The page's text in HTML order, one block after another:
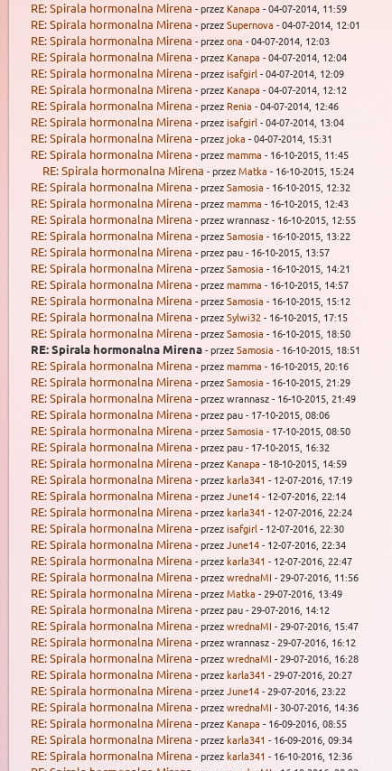
RE: Spirala hormonalna Mirena - przez Kanapa - 04-07-2014, 11:59
RE: Spirala hormonalna Mirena - przezSupernova - 04-07-2014, 12:01
RE: Spirala hormonalna Mirena - przezona - 04-07-2014, 12:03
RE: Spirala hormonalna Mirena - przez Kanapa - 04-07-2014, 12:04
RE: Spirala hormonalna Mirena - przezisafgirl - 04-07-2014, 12:09
RE: Spirala hormonalna Mirena - przez Kanapa - 04-07-2014, 12:12
RE: Spirala hormonalna Mirena - przez Renia - 04-07-2014, 12:46
RE: Spirala hormonalna Mirena - przezisafgirl - 04-07-2014, 13:04
RE: Spirala hormonalna Mirena - przezjoka - 04-07-2014, 15:31
RE: Spirala hormonalna Mirena - przezmamma - 16-10-2015, 11:45
RE: Spirala hormonalna Mirena - przezMatka - 16-10-2015, 15:24
RE: Spirala hormonalna Mirena - przezSamosia - 16-10-2015, 12:32
RE: Spirala hormonalna Mirena - przezmamma - 16-10-2015, 12:43
RE: Spirala hormonalna Mirena - przez wrannasz - 16-10-2015, 12:55
RE: Spirala hormonalna Mirena - przezSamosia - 16-10-2015, 13:22
RE: Spirala hormonalna Mirena - przez pau - 16-10-2015, 13:57
RE: Spirala hormonalna Mirena - przezSamosia - 16-10-2015, 14:21
RE: Spirala hormonalna Mirena - przezmamma - 16-10-2015, 14:57
RE: Spirala hormonalna Mirena - przezSamosia - 16-10-2015, 15:12
RE: Spirala hormonalna Mirena - przezSylwi32 - 16-10-2015, 17:15
RE: Spirala hormonalna Mirena - przezSamosia - 16-10-2015, 18:50
RE: Spirala hormonalna Mirena- przezSamosia - 16-10-2015, 18:51
RE: Spirala hormonalna Mirena - przezmamma - 16-10-2015, 20:16
RE: Spirala hormonalna Mirena - przezSamosia - 16-10-2015, 21:29
RE: Spirala hormonalna Mirena - przez wrannasz - 16-10-2015, 21:49
RE: Spirala hormonalna Mirena - przez pau - 17-10-2015, 08:06
RE: Spirala hormonalna Mirena - przezSamosia - 17-10-2015, 08:50
RE: Spirala hormonalna Mirena - przez pau - 17-10-2015, 16:32
RE: Spirala hormonalna Mirena - przez Kanapa - 18-10-2015, 14:59
RE: Spirala hormonalna Mirena - przezkarla341 - 12-07-2016, 17:19
RE: Spirala hormonalna Mirena - przezJune14- 12-07-2016, 22:14
RE: Spirala hormonalna Mirena - przezkarla341 - 12-07-2016, 22:24
RE: Spirala hormonalna Mirena - przezisafgirl - 12-07-2016, 22:30
RE: Spirala hormonalna Mirena - przezJune14- 12-07-2016, 22:34
RE: Spirala hormonalna Mirena - przezkarla341 - 12-07-2016, 22:47
RE: Spirala hormonalna Mirena - przezwrednaMI - 29-07-2016, 11:56
RE: Spirala hormonalna Mirena - przezMatka - 29-07-2016, 13:49
RE: Spirala hormonalna Mirena - przez pau - 29-07-2016, 14:12
RE: Spirala hormonalna Mirena - przezwrednaMI - 29-07-2016, 15:47
RE: Spirala hormonalna Mirena - przez wrannasz - 29-07-2016, 16:12
RE: Spirala hormonalna Mirena - przezwrednaMI - 29-07-2016, 16:28
RE: Spirala hormonalna Mirena - przezkarla341 - 29-07-2016, 20:27
RE: Spirala hormonalna Mirena - przezJune14- 29-07-2016, 23:22
RE: Spirala hormonalna Mirena - przezwrednaMI - 30-07-2016, 14:36
RE: Spirala hormonalna Mirena - przez Kanapa - 16-09-2016, 08:55
RE: Spirala hormonalna Mirena - przezkarla341 - 16-09-2016, 09:34
RE: Spirala hormonalna Mirena - przezkarla341 - 16-10-2016, 12:36